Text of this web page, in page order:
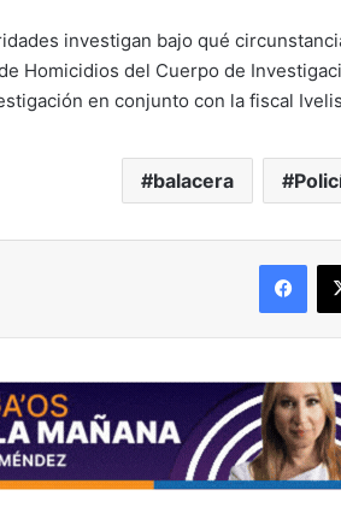
investigan bajo qué
Homicidios del Cuerpo de
en conjunto con la fiscal
balacera